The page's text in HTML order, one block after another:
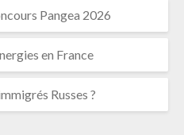
Pangea 2026
en France
Russes ?